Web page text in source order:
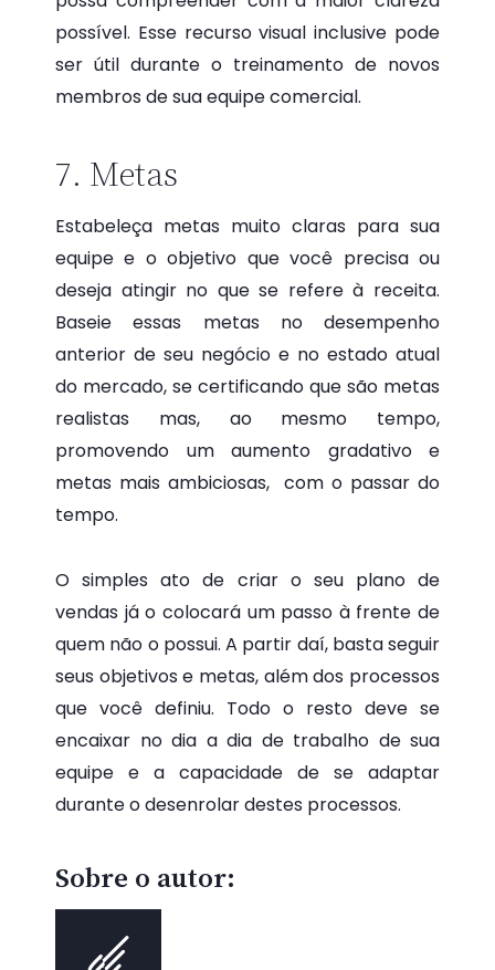
possível. Esse recurso visual inclusive pode
ser útil durante o treinamento de novos
membros de sua equipe comercial.
7. Metas
Estabeleça metas muito claras para sua
equipe e o objetivo que você precisa ou
deseja atingir no que se refere à receita.
Baseie essas metas no desempenho
anterior de seu negócio e no estado atual
do mercado, se certificando que são metas
realistas mas, ao mesmo tempo,
promovendo um aumento gradativo e
metas mais ambiciosas, com o passar do
tempo.
O simples ato de criar o seu plano de
vendas já o colocará um passo à frente de
quem não o possui. A partir daí, basta seguir
seus objetivos e metas, além dos processos
que você definiu. Todo o resto deve se
encaixar no dia a dia de trabalho de sua
equipe e a capacidade de se adaptar
durante o desenrolar destes processos.
Sobre o autor: